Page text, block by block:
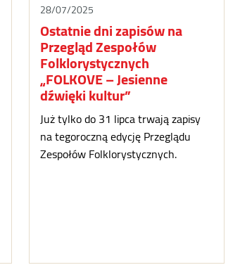
28/07/2025
Ostatnie dni zapisów na
Przegląd Zespołów
Folklorystycznych
„FOLKOVE – Jesienne
dźwięki kultur”
Już tylko do 31 lipca trwają zapisy
na tegoroczną edycję Przeglądu
Zespołów Folklorystycznych.